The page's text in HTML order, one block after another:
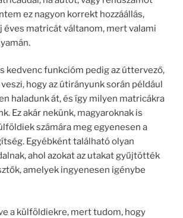
ez nagyon korrekt hozzáállás,
éves matricát váltanom, mert valami
kedvenc funkcióm pedig az úttervező,
hogy az útirányunk során például
haladunk át, és így milyen matricákra
Ez akár nekünk, magyaroknak is
számára meg egyenesen a
Egyébként található olyan
ahol azokat az utakat gyűjtötték
amelyek ingyenesen igénybe
a külföldiekre, mert tudom, hogy